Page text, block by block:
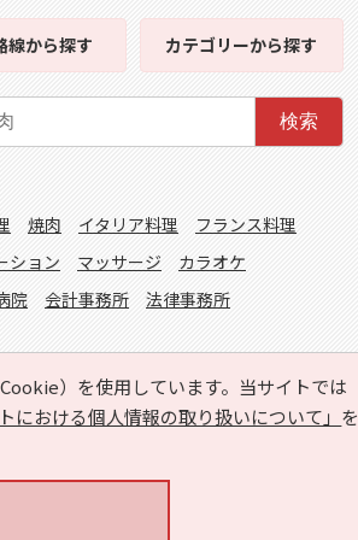
）を使用しています。当サイトでは
における個人情報の取り扱いについて」 を
線から探す カテゴリーから探す
検索
焼肉 イタリア料理
フランス料理
ション マッサージ
カラオケ
院 会計事務所 法律事務所